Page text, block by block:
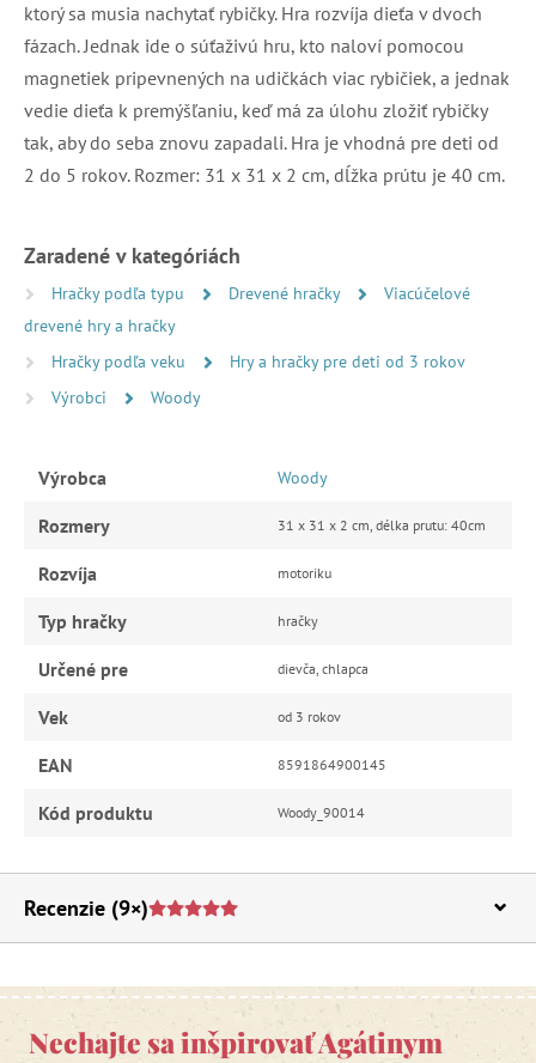
ktorý sa musia nachytať rybičky. Hra rozvíja dieťa v dvoch
fázach. Jednak ide o súťaživú hru, kto naloví pomocou
magnetiek pripevnených na udičkách viac rybičiek, a jednak
vedie dieťa k premýšľaniu, keď má za úlohu zložiť rybičky
tak, aby do seba znovu zapadali. Hra je vhodná pre deti od
2 do 5 rokov. Rozmer: 31 x 31 x 2 cm, dĺžka prútu je 40 cm.
Zaradené v kategóriách
Hračky podľa typu Drevené hračky
Viacúčelové
drevené hry a hračky
Hračky podľa veku
Hry a hračky pre deti od 3 rokov
Výrobci
Woody
Výrobca Woody
Rozmery 31 x 31 x 2 cm, délka prutu: 40cm
Rozvíja motoriku
Typ hračky hračky
Určené pre dievča, chlapca
Vek od 3 rokov
EAN 8591864900145
Kód produktu Woody_90014
Recenzie (9×)
Nechajte sa inšpirovať Agátinym